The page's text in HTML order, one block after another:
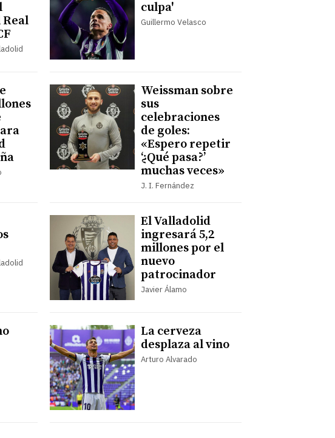
Real
culpa'
Guillermo Velasco
Weissman sobre
sus
celebraciones
de goles:
«Espero repetir
‘¿Qué pasa?’
muchas veces»
J. I. Fernández
El Valladolid
ingresará 5,2
millones por el
nuevo
patrocinador
Javier Álamo
La cerveza
desplaza al vino
Arturo Alvarado